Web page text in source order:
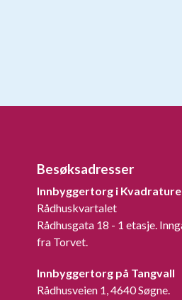
Besøksadresser
Innbyggertorg i
Rådhuskvartalet
Rådhusgata 18 - 1 etasje.
fra Torvet.
Innbyggertorg på Tangvall
Rådhusveien 1, 4640 Søgne.